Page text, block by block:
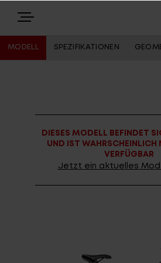
EQUIPMENT
Über uns
MODELL SPEZIFIKATIONEN
DIESES MODELL BEFINDET
UND IST WAHRSCHEINLICH
VERFÜGBAR
Jetzt ein aktuelles